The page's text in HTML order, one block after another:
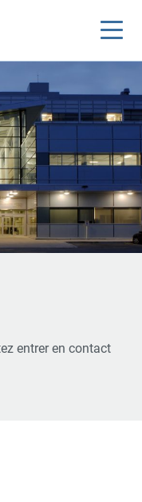
entrer en contact